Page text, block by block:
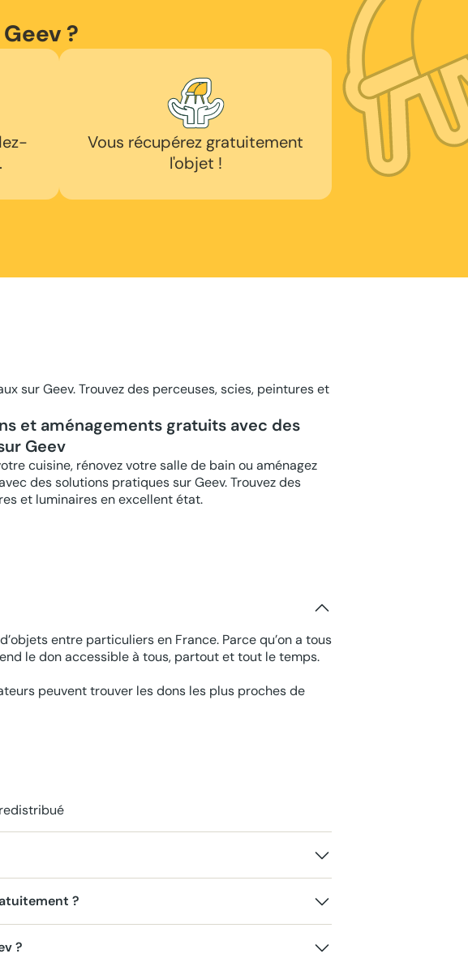
?
Vous récupérez gratuitement
l'objet !
sur Geev. Trouvez des perceuses, scies, peintures et
et aménagements gratuits avec des
Geev
cuisine, rénovez votre salle de bain ou aménagez
des solutions pratiques sur Geev. Trouvez des
et luminaires en excellent état.
entre particuliers en France. Parce qu’on a tous
le don accessible à tous, partout et tout le temps.
peuvent trouver les dons les plus proches de
?
?